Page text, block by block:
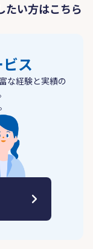
たい方はこちら
ス
な経験と実績の